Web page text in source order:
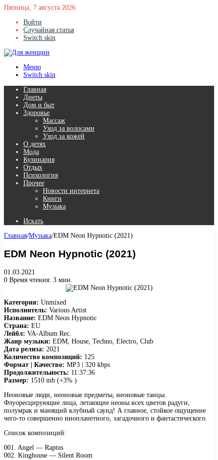
Пятница, 7 августа 2026
Войти
Случайная статья
Switch skin
Меню
Switch skin
Главная
Диеты
Дом и быт
Здоровье
Массаж
Уход за волосами
Уход за кожей
О детях
Мода
Кулинария
Отдых
Психология
Прочее
Новости интернета
Книги
Музыка
Искать
Главная/Музыка/EDM Neon Hypnotic (2021)
EDM Neon Hypnotic (2021)
01.03.2021
0 Время чтения: 3 мин.
Категория: Unmixed
Исполнитель: Various Artist
Название: EDM Neon Hypnotic
Страна: EU
Лейбл: VA-Album Rec.
Жанр музыки: EDM, House, Techno, Electro, Club
Дата релиза: 2021
Количество композиций: 125
Формат | Качество: MP3 | 320 kbps
Продолжительность: 11:37:36
Размер: 1510 mb (+3% )
Неоновые люди, неоновые предметы, неоновые танцы.
Флуоресцирующие лица, летающие неоны всех цветов радуги,
полумрак и манящий клубный саунд! А главное, стойкое ощущение
чего-то совершенно инопланетного, загадочного и фантастического.
Список композиций:
001. Angеl — Rарtus
002. Kinghоusе — Silеnt Rооm